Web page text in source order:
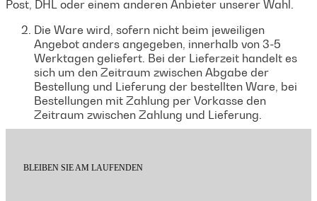
Post, DHL oder einem anderen Anbieter unserer Wahl.
Die Ware wird, sofern nicht beim jeweiligen
Angebot anders angegeben, innerhalb von 3-5
Werktagen geliefert. Bei der Lieferzeit handelt es
sich um den Zeitraum zwischen Abgabe der
Bestellung und Lieferung der bestellten Ware, bei
Bestellungen mit Zahlung per Vorkasse den
Zeitraum zwischen Zahlung und Lieferung.
BLEIBEN SIE AM LAUFENDEN